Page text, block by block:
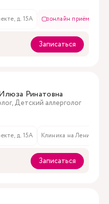
д. 15А онлайн приём
Записаться
Ринатовна
Детский аллерголог
д. 15А Клиника на Ленинском
Записаться